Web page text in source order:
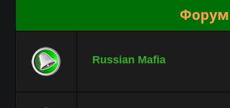
Форум
Russian Mafia